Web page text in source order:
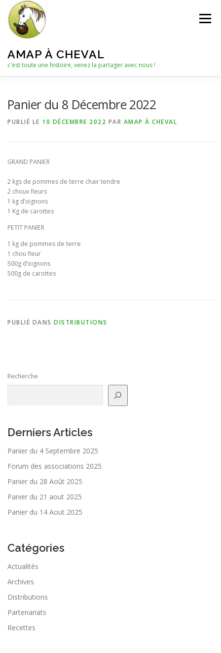
contenu
AMAP À CHEVAL
c'est toute une histoire, venez la partager avec nous !
Menu
LES AUTRES PRODUITS
BULLETIN D’ADHÉSION ET CONTRATS
Panier du 8 Décembre 2022
PUBLIÉ LE 10 DÉCEMBRE 2022 PAR AMAP À CHEVAL
GRAND PANIER
2 kgs de pommes de terre chair tendre
2 choux fleurs
1 kg d’oignons
1 Kg de carottes
PETIT PANIER
1 kg de pommes de terre
1 chou fleur
500g d’oignons
500g de carottes
PUBLIÉ DANS DISTRIBUTIONS
Recherche
Derniers Articles
Panier du 4 Septembre 2025
Forum des associations 2025
Panier du 28 Août 2025
Panier du 21 aout 2025
Panier du 14 Aout 2025
Catégories
Actualités
Archives
Distributions
Partenariats
Recettes